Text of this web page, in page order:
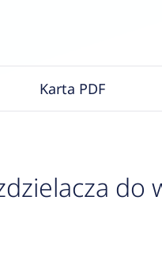
Karta PDF
do